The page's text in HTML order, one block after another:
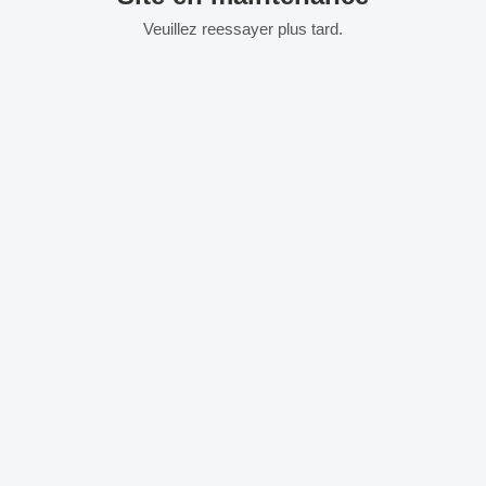
Veuillez reessayer plus tard.